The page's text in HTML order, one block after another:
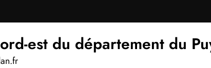
est du département du